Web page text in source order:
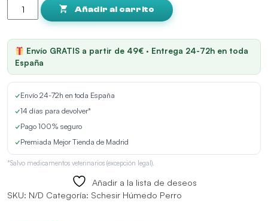
Puppy
Atún
Aloe
en
Gelatina
Lata
para
Perros
Añadir al carrito
Envío GRATIS a partir de 49€ · Entrega 24-72h en toda
España
✓Envío 24-72h en toda España
✓14 días para devolver*
✓Pago 100% seguro
✓Premiada Mejor Tienda de Madrid
*Salvo medicamentos veterinarios (excepción legal).
Añadir a la lista de deseos
SKU: N/D Categoría: Schesir Húmedo Perro